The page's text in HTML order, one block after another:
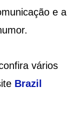
e a
vários
Brazil